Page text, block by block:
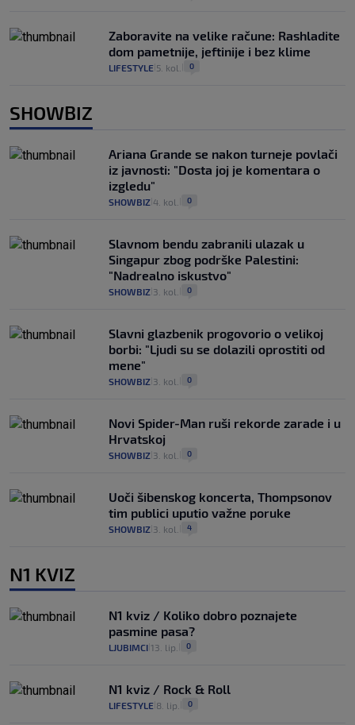
Zaboravite na velike račune: Rashladite
dom pametnije, jeftinije i bez klime
LIFESTYLE 5. kol. 0
SHOWBIZ
Ariana Grande se nakon turneje povlači
iz javnosti: "Dosta joj je komentara o
izgledu"
SHOWBIZ 4. kol. 0
Slavnom bendu zabranili ulazak u
Singapur zbog podrške Palestini:
"Nadrealno iskustvo"
SHOWBIZ 3. kol. 0
Slavni glazbenik progovorio o velikoj
borbi: "Ljudi su se dolazili oprostiti od
mene"
SHOWBIZ 3. kol. 0
Novi Spider-Man ruši rekorde zarade i u
Hrvatskoj
SHOWBIZ 3. kol. 0
Uoči šibenskog koncerta, Thompsonov
tim publici uputio važne poruke
SHOWBIZ 3. kol. 4
N1 KVIZ
N1 kviz / Koliko dobro poznajete
pasmine pasa?
LJUBIMCI 13. lip. 0
N1 kviz / Rock & Roll
LIFESTYLE 8. lip. 0